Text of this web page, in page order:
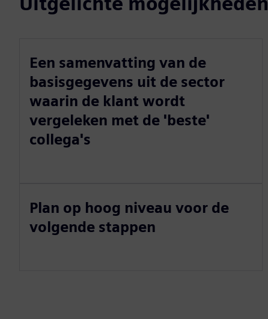
Een samenvatting van de
basisgegevens uit de sector
waarin de klant wordt
vergeleken met de 'beste'
collega's
Plan op hoog niveau voor de
volgende stappen